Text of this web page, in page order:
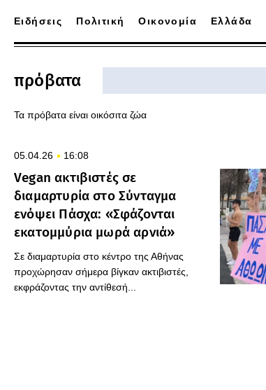
Ειδήσεις Πολιτική Οικονομία Ελλάδα
πρόβατα
Τα πρόβατα είναι οικόσιτα ζώα
05.04.26 16:08
Vegan ακτιβιστές σε
διαμαρτυρία στο Σύνταγμα
ενόψει Πάσχα: «Σφάζονται
εκατομμύρια μωρά αρνιά»
Σε διαμαρτυρία στο κέντρο της Αθήνας
προχώρησαν σήμερα βίγκαν ακτιβιστές,
εκφράζοντας την αντίθεσή...